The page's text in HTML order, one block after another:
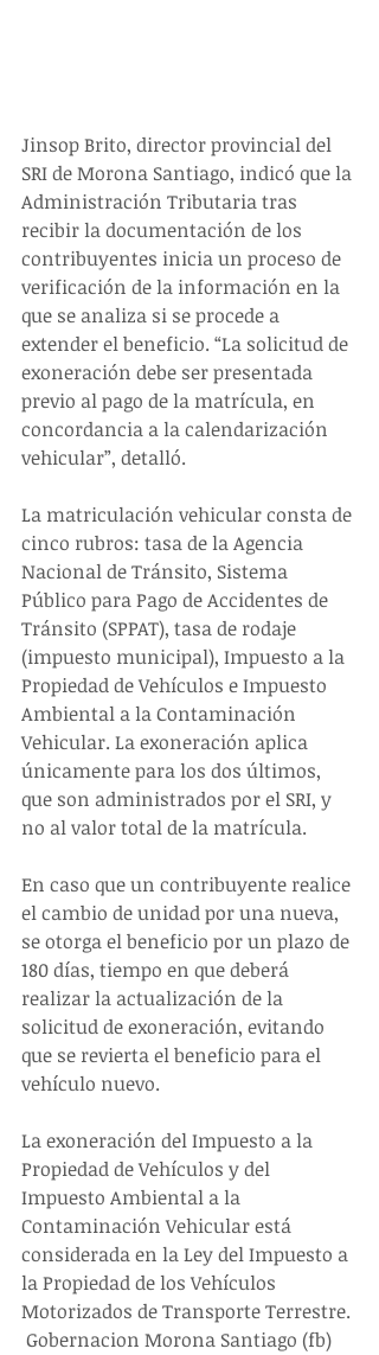
Jinsop Brito, director provincial del
SRI de Morona Santiago, indicó que la
Administración Tributaria tras
recibir la documentación de los
contribuyentes inicia un proceso de
verificación de la información en la
que se analiza si se procede a
extender el beneficio. “La solicitud de
exoneración debe ser presentada
previo al pago de la matrícula, en
concordancia a la calendarización
vehicular”, detalló.
La matriculación vehicular consta de
cinco rubros: tasa de la Agencia
Nacional de Tránsito, Sistema
Público para Pago de Accidentes de
Tránsito (SPPAT), tasa de rodaje
(impuesto municipal), Impuesto a la
Propiedad de Vehículos e Impuesto
Ambiental a la Contaminación
Vehicular. La exoneración aplica
únicamente para los dos últimos,
que son administrados por el SRI, y
no al valor total de la matrícula.
En caso que un contribuyente realice
el cambio de unidad por una nueva,
se otorga el beneficio por un plazo de
180 días, tiempo en que deberá
realizar la actualización de la
solicitud de exoneración, evitando
que se revierta el beneficio para el
vehículo nuevo.
La exoneración del Impuesto a la
Propiedad de Vehículos y del
Impuesto Ambiental a la
Contaminación Vehicular está
considerada en la Ley del Impuesto a
la Propiedad de los Vehículos
Motorizados de Transporte Terrestre.
Gobernacion Morona Santiago (fb)